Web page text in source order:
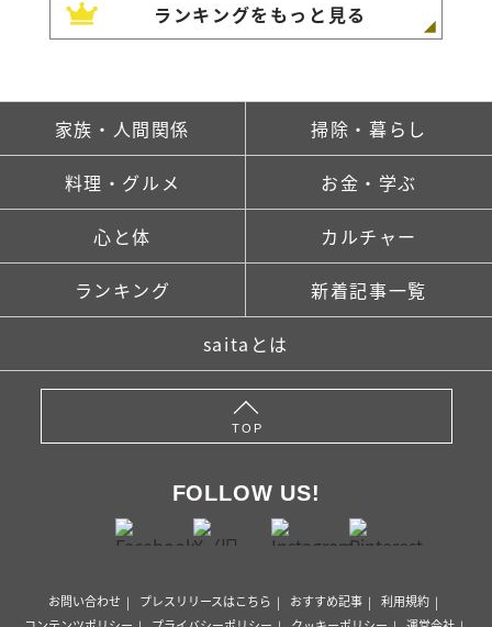
ランキングをもっと見る
家族・人間関係 掃除・暮らし
料理・グルメ お金・学ぶ
心と体 カルチャー
ランキング 新着記事一覧
saitaとは
TOP
FOLLOW US!
お問い合わせ プレスリリースはこちら おすすめ記事
利用規約